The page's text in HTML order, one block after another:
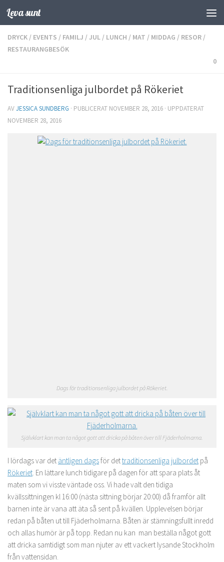
Hoppa till innehåll
Leva sunt
DRYCK / EVENTS / FAMILJ /JUL / LUNCH / MAT / MIDDAG / RESOR /
RESTAURANGBESÖK
0
Traditionsenliga julbordet på Rökeriet
AVJESSICA SUNDBERG · PUBLICERAT NOVEMBER 28, 2016 · UPPDATERAT
NOVEMBER 28, 2016
Dags för traditionsenliga julbordet på Rökeriet.
Självklart kan man ta något gott att dricka på båten över till Fjäderholmarna.
I lördags var det äntligen dagsför dettraditionsenliga julbordet på
Rökeriet. En lättare lunch tidigare på dagen för att spara plats åt
maten som vi visste väntade oss. Vi hade valt den tidiga
kvällssittningen kl 16:00 (nästa sittning börjar 20:00) då framför allt
barnen inte är vana att äta så sent på kvällen. Upplevelsen börjar
redan på båten ut till Fjäderholmarna. Båten är stämningsfullt inredd
och allas humör är på topp. Redan nu kan man beställa något gott
att dricka samtidigt som man njuter av ett vackert lysande Stockholm
från vattensidan.